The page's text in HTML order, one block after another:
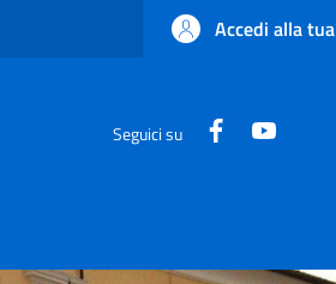
Accedi alla
Seguici su Facebook